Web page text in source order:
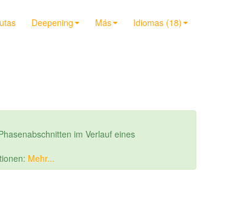
Deepening Más Idiomas (18)
im Verlauf eines
Mehr...